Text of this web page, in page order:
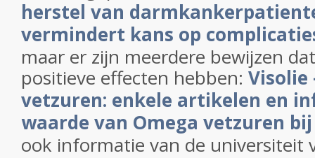
herstel van
vermindert kans op
maar er zijn meerdere bewijzen
positieve effecten hebben: Visolie
vetzuren: enkele artikelen en
waarde van Omega vetzuren
ook informatie van de universiteit